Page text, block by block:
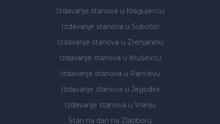
Izdavanje stanova u Kragujevcu
Izdavanje stanova u Subotici
Izdavanje stanova u Zrenjaninu
Izdavanje stanova u Kruševcu
Izdavanje stanova u Pančevu
Izdavanje stanova u Jagodini
Izdavanje stanova u Vranju
Stan na dan na Zlatiboru